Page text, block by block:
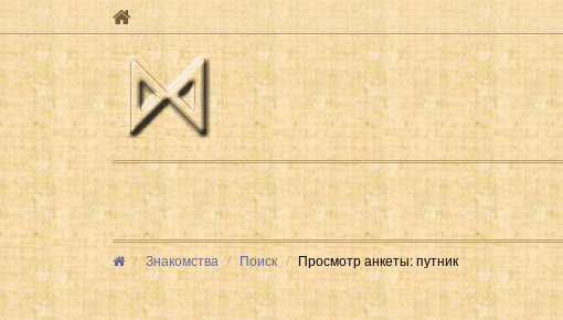
Знакомства Поиск Просмотр анкеты: путник